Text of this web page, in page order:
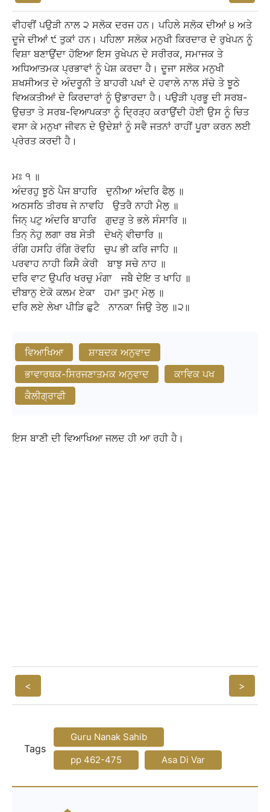
ਵੀਹਵੀਂ ਪਉੜੀ ਨਾਲ ੨ ਸਲੋਕ ਦਰਜ ਹਨ। ਪਹਿਲੇ ਸਲੋਕ ਦੀਆਂ ੪ ਅਤੇ
ਦੂਜੇ ਦੀਆਂ ੯ ਤੁਕਾਂ ਹਨ। ਪਹਿਲਾ ਸਲੋਕ ਮਨੁਖੀ ਕਿਰਦਾਰ ਦੇ ਰੁਖੇਪਨ ਨੂੰ
ਵਿਸ਼ਾ ਬਣਾਉਂਦਾ ਹੋਇਆ ਇਸ ਰੁਖੇਪਨ ਦੇ ਸਰੀਰਕ, ਸਮਾਜਕ ਤੇ
ਅਧਿਆਤਮਕ ਪ੍ਰਭਾਵਾਂ ਨੂੰ ਪੇਸ਼ ਕਰਦਾ ਹੈ। ਦੂਜਾ ਸਲੋਕ ਮਨੁਖੀ
ਸ਼ਖਸੀਅਤ ਦੇ ਅੰਦਰੂਨੀ ਤੇ ਬਾਹਰੀ ਪਖਾਂ ਦੇ ਹਵਾਲੇ ਨਾਲ ਸੱਚੇ ਤੇ ਝੂਠੇ
ਵਿਅਕਤੀਆਂ ਦੇ ਕਿਰਦਾਰਾਂ ਨੂੰ ਉਭਾਰਦਾ ਹੈ। ਪਉੜੀ ਪ੍ਰਭੂ ਦੀ ਸਰਬ-
ਉਚਤਾ ਤੇ ਸਰਬ-ਵਿਆਪਕਤਾ ਨੂੰ ਦ੍ਰਿੜ੍ਹ ਕਰਾਉਂਦੀ ਹੋਈ ਉਸ ਨੂੰ ਚਿਤ
ਵਸਾ ਕੇ ਮਨੁਖਾ ਜੀਵਨ ਦੇ ਉਦੇਸ਼ਾਂ ਨੂੰ ਸਵੈ ਜਤਨਾਂ ਰਾਹੀਂ ਪੂਰਾ ਕਰਨ ਲਈ
ਪ੍ਰੇਰਤ ਕਰਦੀ ਹੈ।
ਮਃ ੧ ॥
ਅੰਦਰਹੁ ਝੂਠੇ ਪੈਜ ਬਾਹਰਿ ਦੁਨੀਆ ਅੰਦਰਿ ਫੈਲੁ ॥
ਅਠਸਠਿ ਤੀਰਥ ਜੇ ਨਾਵਹਿ ਉਤਰੈ ਨਾਹੀ ਮੈਲੁ ॥
ਜਿਨ੍ ਪਟੁ ਅੰਦਰਿ ਬਾਹਰਿ ਗੁਦੜੁ ਤੇ ਭਲੇ ਸੰਸਾਰਿ ॥
ਤਿਨ੍ ਨੇਹੁ ਲਗਾ ਰਬ ਸੇਤੀ ਦੇਖਨੇ੍ ਵੀਚਾਰਿ ॥
ਰੰਗਿ ਹਸਹਿ ਰੰਗਿ ਰੋਵਹਿ ਚੁਪ ਭੀ ਕਰਿ ਜਾਹਿ ॥
ਪਰਵਾਹ ਨਾਹੀ ਕਿਸੈ ਕੇਰੀ ਬਾਝੁ ਸਚੇ ਨਾਹ ॥
ਦਰਿ ਵਾਟ ਉਪਰਿ ਖਰਚੁ ਮੰਗਾ ਜਬੈ ਦੇਇ ਤ ਖਾਹਿ ॥
ਦੀਬਾਨੁ ਏਕੋ ਕਲਮ ਏਕਾ ਹਮਾ ਤੁਮਾ੍ ਮੇਲੁ ॥
ਦਰਿ ਲਏ ਲੇਖਾ ਪੀੜਿ ਛੁਟੈ ਨਾਨਕਾ ਜਿਉ ਤੇਲੁ ॥੨॥
ਵਿਆਖਿਆ
ਸ਼ਾਬਦਕ ਅਨੁਵਾਦ
ਭਾਵਾਰਥਕ-ਸਿਰਜਣਾਤਮਕ ਅਨੁਵਾਦ
ਕਾਵਿਕ ਪਖ
ਕੈਲੀਗ੍ਰਾਫੀ
ਇਸ ਬਾਣੀ ਦੀ ਵਿਆਖਿਆ ਜਲਦ ਹੀ ਆ ਰਹੀ ਹੈ।
< >
Tags
Guru Nanak Sahib
pp 462-475
Asa Di Var